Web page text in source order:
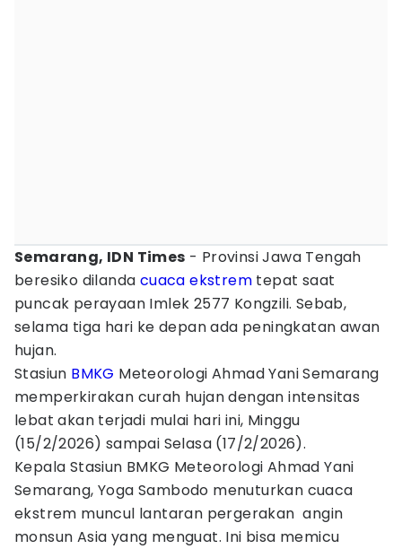
Semarang, IDN Times - Provinsi Jawa Tengah
beresiko dilanda cuaca ekstrem tepat saat
puncak perayaan Imlek 2577 Kongzili. Sebab,
selama tiga hari ke depan ada peningkatan awan
hujan.
Stasiun BMKG Meteorologi Ahmad Yani Semarang
memperkirakan curah hujan dengan intensitas
lebat akan terjadi mulai hari ini, Minggu
(15/2/2026) sampai Selasa (17/2/2026).
Kepala Stasiun BMKG Meteorologi Ahmad Yani
Semarang, Yoga Sambodo menuturkan cuaca
ekstrem muncul lantaran pergerakan angin
monsun Asia yang menguat. Ini bisa memicu